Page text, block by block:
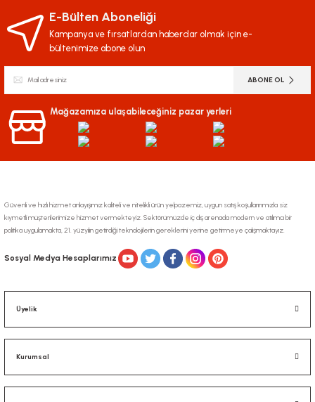
iletebilirsiniz.
Görüş ve önerileriniz için teşekkür ederiz.
Ürün açıklamasında eksik bilgiler bulunuyor.
Ürün fiyatı diğer sitelerden daha pahalı.
Bu ürüne benzer farklı alternatifler olmalı.
Gönder
E-Bülten Aboneliği
Kampanya ve fırsatlardan haberdar olmak için e-
bültenimize abone olun
ABONE OL
Mağazamıza ulaşabileceğiniz pazar yerleri
Güvenli ve hızlı hizmet anlayışımız kaliteli ve nitelikli ürün yelpazemiz, uygun satış koşullarınmızla siz
kıymetli müşterilerimize hizmet vermekteyiz. Sektörümüzde iç dış arenada modern ve atılımcı bir
politika uygulamakta, 21. yüzyılın getirdiği teknolojilerin gereklerini yerine getirmeye çalışmaktayız.
Sosyal Medya Hesaplarımız
Üyelik
Kurumsal